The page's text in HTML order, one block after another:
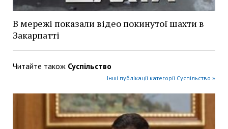
В мережі показали відео покинутої шахти в
Закарпатті
Читайте також Суспільство
Інші публікації категорії Суспільство »